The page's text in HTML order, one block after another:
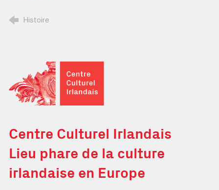
Histoire
Centre Culturel Irlandais
Lieu phare de la culture
irlandaise en Europe